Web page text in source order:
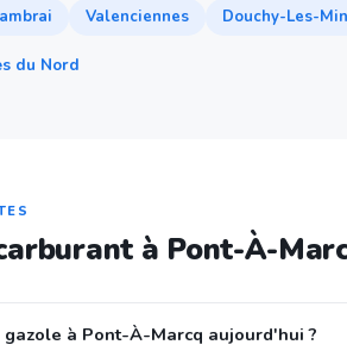
Valenciennes Douchy-Les-
du Nord
à Pont-À-
à Pont-À-Marcq aujourd'hui ?